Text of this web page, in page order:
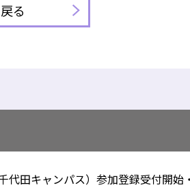
る
代田キャンパス）参加登録受付開始